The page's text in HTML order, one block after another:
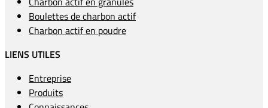
Boulettes de charbon actif
Charbon actif en poudre
LIENS UTILES
Entreprise
Produits